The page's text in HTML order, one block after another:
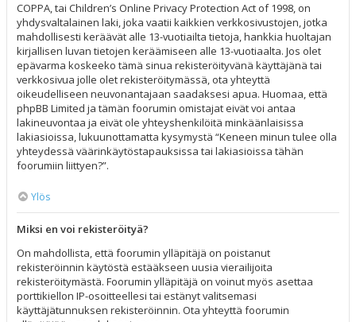
COPPA, tai Children’s Online Privacy Protection Act of 1998, on
yhdysvaltalainen laki, joka vaatii kaikkien verkkosivustojen, jotka
mahdollisesti keräävät alle 13-vuotiailta tietoja, hankkia huoltajan
kirjallisen luvan tietojen keräämiseen alle 13-vuotiaalta. Jos olet
epävarma koskeeko tämä sinua rekisteröityvänä käyttäjänä tai
verkkosivua jolle olet rekisteröitymässä, ota yhteyttä
oikeudelliseen neuvonantajaan saadaksesi apua. Huomaa, että
phpBB Limited ja tämän foorumin omistajat eivät voi antaa
lakineuvontaa ja eivät ole yhteyshenkilöitä minkäänlaisissa
lakiasioissa, lukuunottamatta kysymystä “Keneen minun tulee olla
yhteydessä väärinkäytöstapauksissa tai lakiasioissa tähän
foorumiin liittyen?”.
Ylös
Miksi en voi rekisteröityä?
On mahdollista, että foorumin ylläpitäjä on poistanut
rekisteröinnin käytöstä estääkseen uusia vierailijoita
rekisteröitymästä. Foorumin ylläpitäjä on voinut myös asettaa
porttikiellon IP-osoitteellesi tai estänyt valitsemasi
käyttäjätunnuksen rekisteröinnin. Ota yhteyttä foorumin